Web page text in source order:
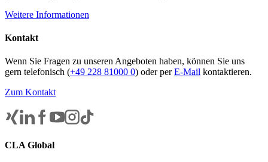
Weitere Informationen
Kontakt
Wenn Sie Fragen zu unseren Angeboten haben, können Sie uns
gern telefonisch (+49 228 81000 0) oder perE-Mail kontaktieren.
Zum Kontakt
CLA Global